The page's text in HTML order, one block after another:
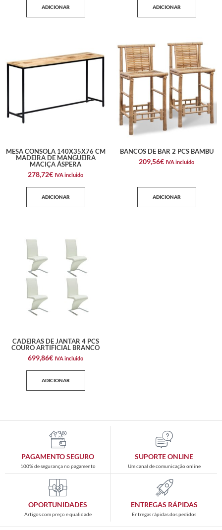
ADICIONAR ADICIONAR
MESA CONSOLA 140X35X76 CM
MADEIRA DE MANGUEIRA
MACIÇA ÁSPERA
278,72€ IVA incluido
ADICIONAR
BANCOS DE BAR 2 PCS BAMBU
209,56€ IVA incluido
ADICIONAR
CADEIRAS DE JANTAR 4 PCS
COURO ARTIFICIAL BRANCO
699,86€ IVA incluido
ADICIONAR
PAGAMENTO SEGURO
100% de segurança no pagamento
SUPORTE ONLINE
Um canal de comunicação online
OPORTUNIDADES
Artigos com preço e qualidade
ENTREGAS RÁPIDAS
Entregas rápidas dos pedidos